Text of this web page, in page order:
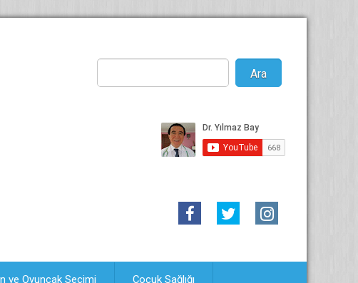
ve Oyuncak Seçimi Çocuk Sağlığı